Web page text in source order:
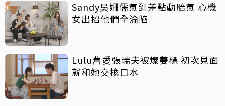
Sandy吳姍儒氣到差點動胎氣 心機
女出招他們全淪陷
Lulu舊愛張瑞夫被爆雙標 初次見面
就和她交換口水